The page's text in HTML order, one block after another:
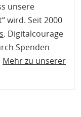
unsere
wird. Seit 2000
. Digitalcourage
Spenden
Mehr zu unserer